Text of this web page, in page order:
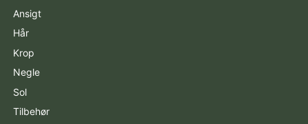
Ansigt
Hår
Krop
Negle
Sol
Tilbehør